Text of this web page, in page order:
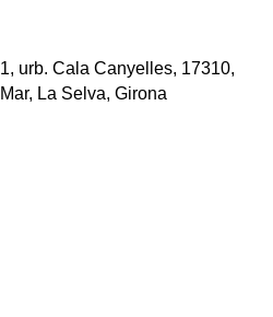
urb. Cala Canyelles, 17310,
La Selva, Girona